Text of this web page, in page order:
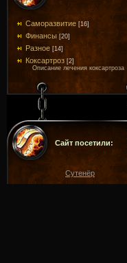
Саморазвитие [16]
Финансы [20]
Разное [14]
Коксартроз [2]
Описание лечения коксартроза
Сайт посетили:
Сутенёр